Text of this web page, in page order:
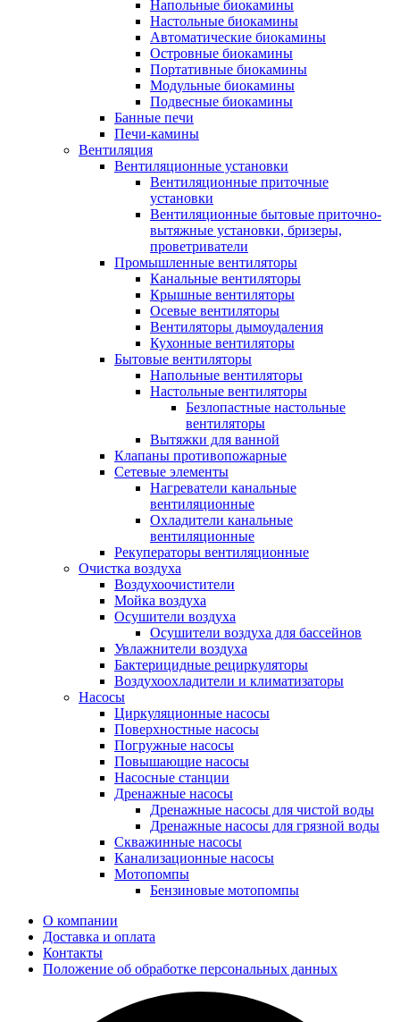
Напольные биокамины
Настольные биокамины
Автоматические биокамины
Островные биокамины
Портативные биокамины
Модульные биокамины
Подвесные биокамины
Банные печи
Печи-камины
Вентиляция
Вентиляционные установки
Вентиляционные приточные
установки
Вентиляционные бытовые приточно-
вытяжные установки, бризеры,
проветриватели
Промышленные вентиляторы
Канальные вентиляторы
Крышные вентиляторы
Осевые вентиляторы
Вентиляторы дымоудаления
Кухонные вентиляторы
Бытовые вентиляторы
Напольные вентиляторы
Настольные вентиляторы
Безлопастные настольные
вентиляторы
Вытяжки для ванной
Клапаны противопожарные
Сетевые элементы
Нагреватели канальные
вентиляционные
Охладители канальные
вентиляционные
Рекуператоры вентиляционные
Очистка воздуха
Воздухоочистители
Мойка воздуха
Осушители воздуха
Осушители воздуха для бассейнов
Увлажнители воздуха
Бактерицидные рециркуляторы
Воздухоохладители и климатизаторы
Насосы
Циркуляционные насосы
Поверхностные насосы
Погружные насосы
Повышающие насосы
Насосные станции
Дренажные насосы
Дренажные насосы для чистой воды
Дренажные насосы для грязной воды
Скважинные насосы
Канализационные насосы
Мотопомпы
Бензиновые мотопомпы
О компании
Доставка и оплата
Контакты
Положение об обработке персональных данных